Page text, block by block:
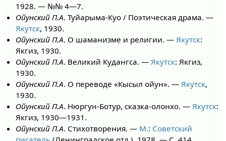
1928. — №№ 4—7.
Ойунский П.А. Туйарыма-Куо / Поэтическая драма. —
Якутск, 1930.
Ойунский П.А. О шаманизме и религии. —Якутск:
Якгиз, 1930.
Ойунский П.А. Великий Кудангса. —Якутск: Якгиз,
1930.
Ойунский П.А. О переводе «Кысыл ойун». —Якутск,
1930.
Ойунский П.А. Нюргун-Ботур, сказка-олонхо. —Якутск:
Якгиз, 1930—1931.
Ойунский П.А. Стихотворения. — М.: Советский